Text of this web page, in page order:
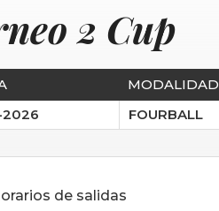
2 Cup
MODALIDAD
2026
FOURBALL
de salidas